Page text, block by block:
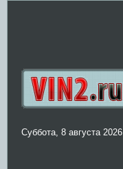
Суббота, 8 августа 2026